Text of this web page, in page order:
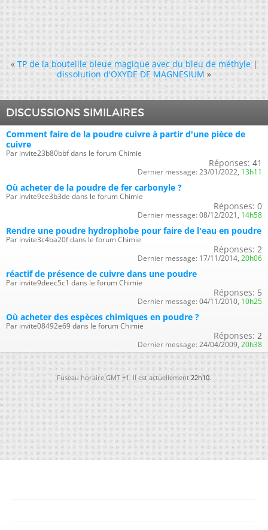
« TP de la bouteille bleue magique avec du bleu de méthyle|
dissolution d'OXYDE DE MAGNESIUM »
DISCUSSIONS SIMILAIRES
Comment faire de la poudre cuivre à partir d'une pièce de
cuivre
Par invite23b80bbf dans le forum Chimie
Réponses: 41
Dernier message: 23/01/2022, 13h11
Où acheter de la poudre de fer carbonyle ?
Par invite9ce3b3de dans le forum Chimie
Réponses: 0
Dernier message: 08/12/2021, 14h58
Rendre une poudre hydrophobe pour faire de l'eau en poudre
Par invite3c4ba20f dans le forum Chimie
Réponses: 2
Dernier message: 17/11/2014, 20h06
réactif de présence de cuivre dans une poudre
Par invite9deec5c1 dans le forum Chimie
Réponses: 5
Dernier message: 04/11/2010, 10h25
Où acheter des espèces chimiques en poudre ?
Par invite08492e69 dans le forum Chimie
Réponses: 2
Dernier message: 24/04/2009, 20h38
Fuseau horaire GMT +1. Il est actuellement22h10.